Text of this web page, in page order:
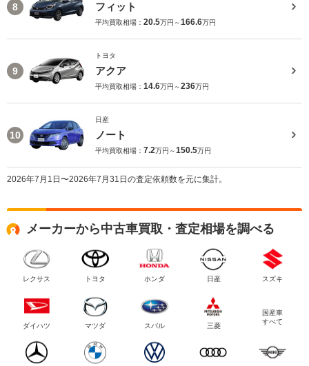
8 フィット
平均買取相場： 20.5万円～166.6万円
9
トヨタ
アクア
平均買取相場： 14.6万円～236万円
10
日産
ノート
平均買取相場： 7.2万円～150.5万円
2026年7月1日〜2026年7月31日の査定依頼数を元に集計。
メーカーから中古車買取・査定相場を調べる
レクサス トヨタ ホンダ 日産 スズキ
ダイハツ マツダ スバル 三菱
国産車
すべて